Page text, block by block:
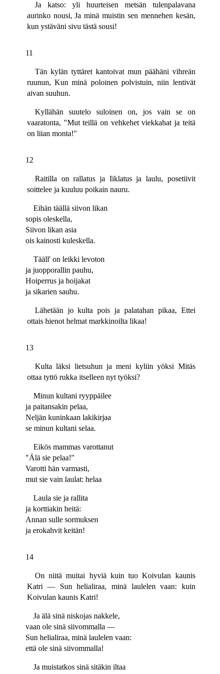
Ja katso: yli huurteisen metsän tulenpalavana
aurinko nousi, Ja minä muistin sen mennehen kesän,
kun ystäväni sivu tästä sousi!
11
Tän kylän tyttäret kantoivat mun päähäni vihreän
ruunun, Kun minä poloinen polvistuin, niin lentivät
aivan suuhun.
Kyllähän suutelo suloinen on, jos vain se on
vaaratonta, "Mut teillä on vehkehet viekkahat ja teitä
on liian monta!"
12
Raitilla on rallatus ja Iiklatus ja laulu, posetiivit
soittelee ja kuuluu poikain nauru.
Eihän täällä siivon likan
sopis oleskella,
Siivon likan asia
ois kainosti kuleskella.
Tääll' on leikki levoton
ja juopporallin pauhu,
Hoiperrus ja hoijakat
ja sikarien sauhu.
Lähetään jo kulta pois ja palatahan pikaa, Ettei
ottais hienot helmat markkinoilta likaa!
13
Kulta läksi lietsuhun ja meni kyliin yöksi Mitäs
ottaa tyttö rukka itselleen nyt työksi?
Minun kultani ryyppäilee
ja paitansakin pelaa,
Neljän kuninkaan lakikirjaa
se minun kultani selaa.
Eikös mammas varottanut
"Älä sie pelaa!"
Varotti hän varmasti,
mut sie vain laulat: helaa
Laula sie ja rallita
ja korttiakin heitä:
Annan sulle sormuksen
ja erokahvit keitän!
14
On niitä muitai hyviä kuin tuo Koivulan kaunis
Katri — Sun helialiraa, minä laulelen vaan: kuin
Koivulan kaunis Katri!
Ja älä sinä niskojas nakkele,
vaan ole sinä siivommalla —
Sun helialiraa, minä laulelen vaan:
että ole sinä siivommalla!
Ja muistatkos sinä sitäkin iltaa